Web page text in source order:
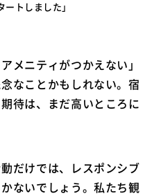
トしました」
メニティがつかえない」
なことかもしれない。宿
待は、まだ高いところに
だけでは、レスポンシブ
ないでしょう。私たち観